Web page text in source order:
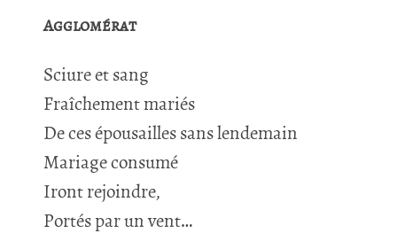
Agglomérat
Sciure et sang
Fraîchement mariés
De ces épousailles sans lendemain
Mariage consumé
Iront rejoindre,
Portés par un vent…